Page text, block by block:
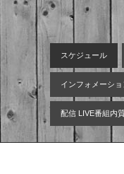
スケジュール
インフォメーショ
配信 LIVE番組内